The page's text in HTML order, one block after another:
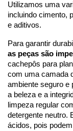
Utilizamos uma
incluindo cimento,
e aditivos.
Para garantir
as peças são
cachepôs para
com uma camada
ambiente seguro e
a beleza e a
limpeza regular
detergente neutro.
ácidos, pois